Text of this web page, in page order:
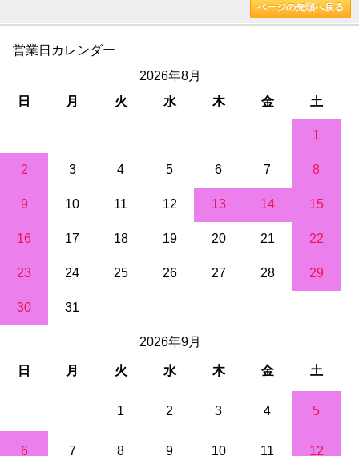
ページの先頭へ戻る
営業日カレンダー
2026年8月
日
月 火 水 木 金 土
1
2 3 4 5 6 7 8
9 10 11 12 13 14 15
16 17 18 19 20 21 22
23 24 25 26 27 28 29
30 31
2026年9月
日 月 火 水 木 金 土
1 2 3 4 5
6 7 8 9 10 11 12